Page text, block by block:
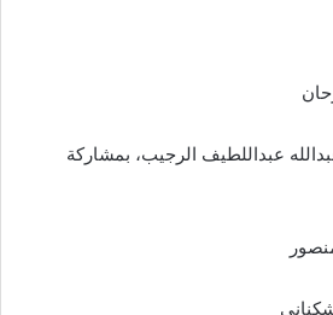
عبداللطيف الرجيب، بمشاركة